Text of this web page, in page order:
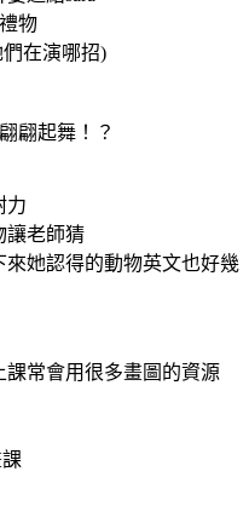
物
在演哪招)
翩起舞！？
力
讓老師猜
她認得的動物英文也好幾
常會用很多畫圖的資源